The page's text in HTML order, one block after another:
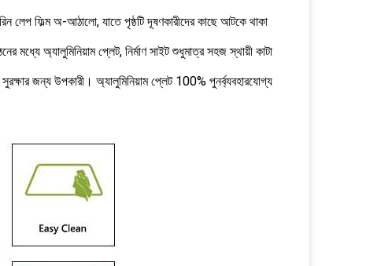
লেপ ফিল্ম অ-আঠালো, যাতে পৃষ্ঠটি দূষণকারীদের কাছে আটকে থাকা
মধ্যে অ্যালুমিনিয়াম প্লেট, নির্মাণ সাইট শুধুমাত্র সহজ স্থায়ী কাটা
সুরক্ষার জন্য উপকারী। অ্যালুমিনিয়াম প্লেট 100% পুনর্ব্যবহারযোগ্য